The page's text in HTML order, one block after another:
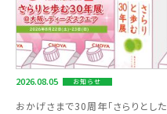
2026.08.05 お知らせ
おかげさまで30周年「さらりとした